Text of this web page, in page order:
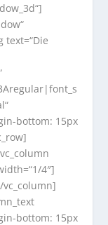
text=“Die
bottom: 15px
4″]
bottom: 15px